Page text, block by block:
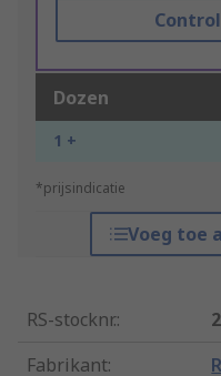
Dozen
1 +
*prijsindicatie
Voeg toe
RS-stocknr.:
Fabrikant: